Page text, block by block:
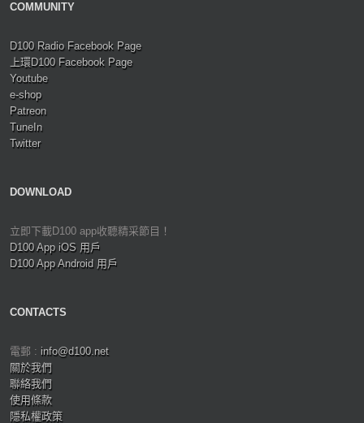
COMMUNITY
D100 Radio Facebook Page
上環D100 Facebook Page
Youtube
e-shop
Patreon
TuneIn
Twitter
DOWNLOAD
立即下載D100 app收聽精采節目！
D100 App iOS 用戶
D100 App Android 用戶
CONTACTS
電郵 : info@d100.net
關於我們
聯絡我們
使用條款
隱私權政策